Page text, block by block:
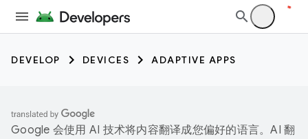
DEVELOP DEVICES ADAPTIVE APPS
Google 会使用 AI 技术将内容翻译成您偏好的语言。AI 翻